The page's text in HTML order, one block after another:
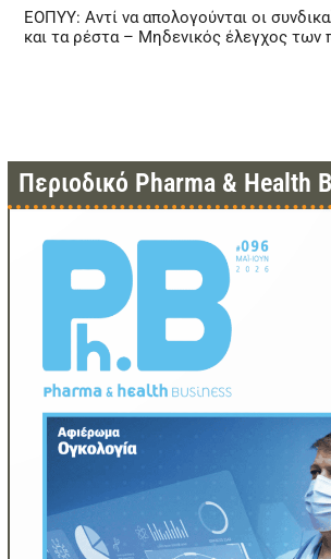
ΕΟΠΥΥ: Αντί να απολογούνται οι
και τα ρέστα – Μηδενικός έλεγχος των
Περιοδικό Pharma & Health